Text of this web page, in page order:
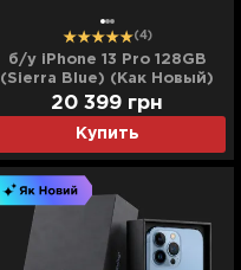
(4)
б/у iPhone 13 Pro 128GB
(Sierra Blue) (Как Новый)
Купить
20 399 грн